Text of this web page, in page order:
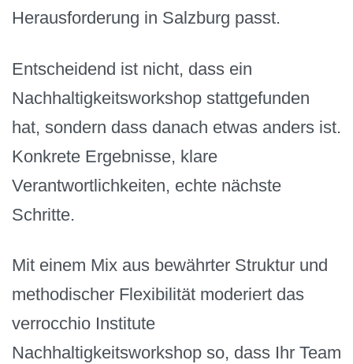
Herausforderung in Salzburg passt.
Entscheidend ist nicht, dass ein
Nachhaltigkeitsworkshop stattgefunden
hat, sondern dass danach etwas anders ist.
Konkrete Ergebnisse, klare
Verantwortlichkeiten, echte nächste
Schritte.
Mit einem Mix aus bewährter Struktur und
methodischer Flexibilität moderiert das
verrocchio Institute
Nachhaltigkeitsworkshop so, dass Ihr Team